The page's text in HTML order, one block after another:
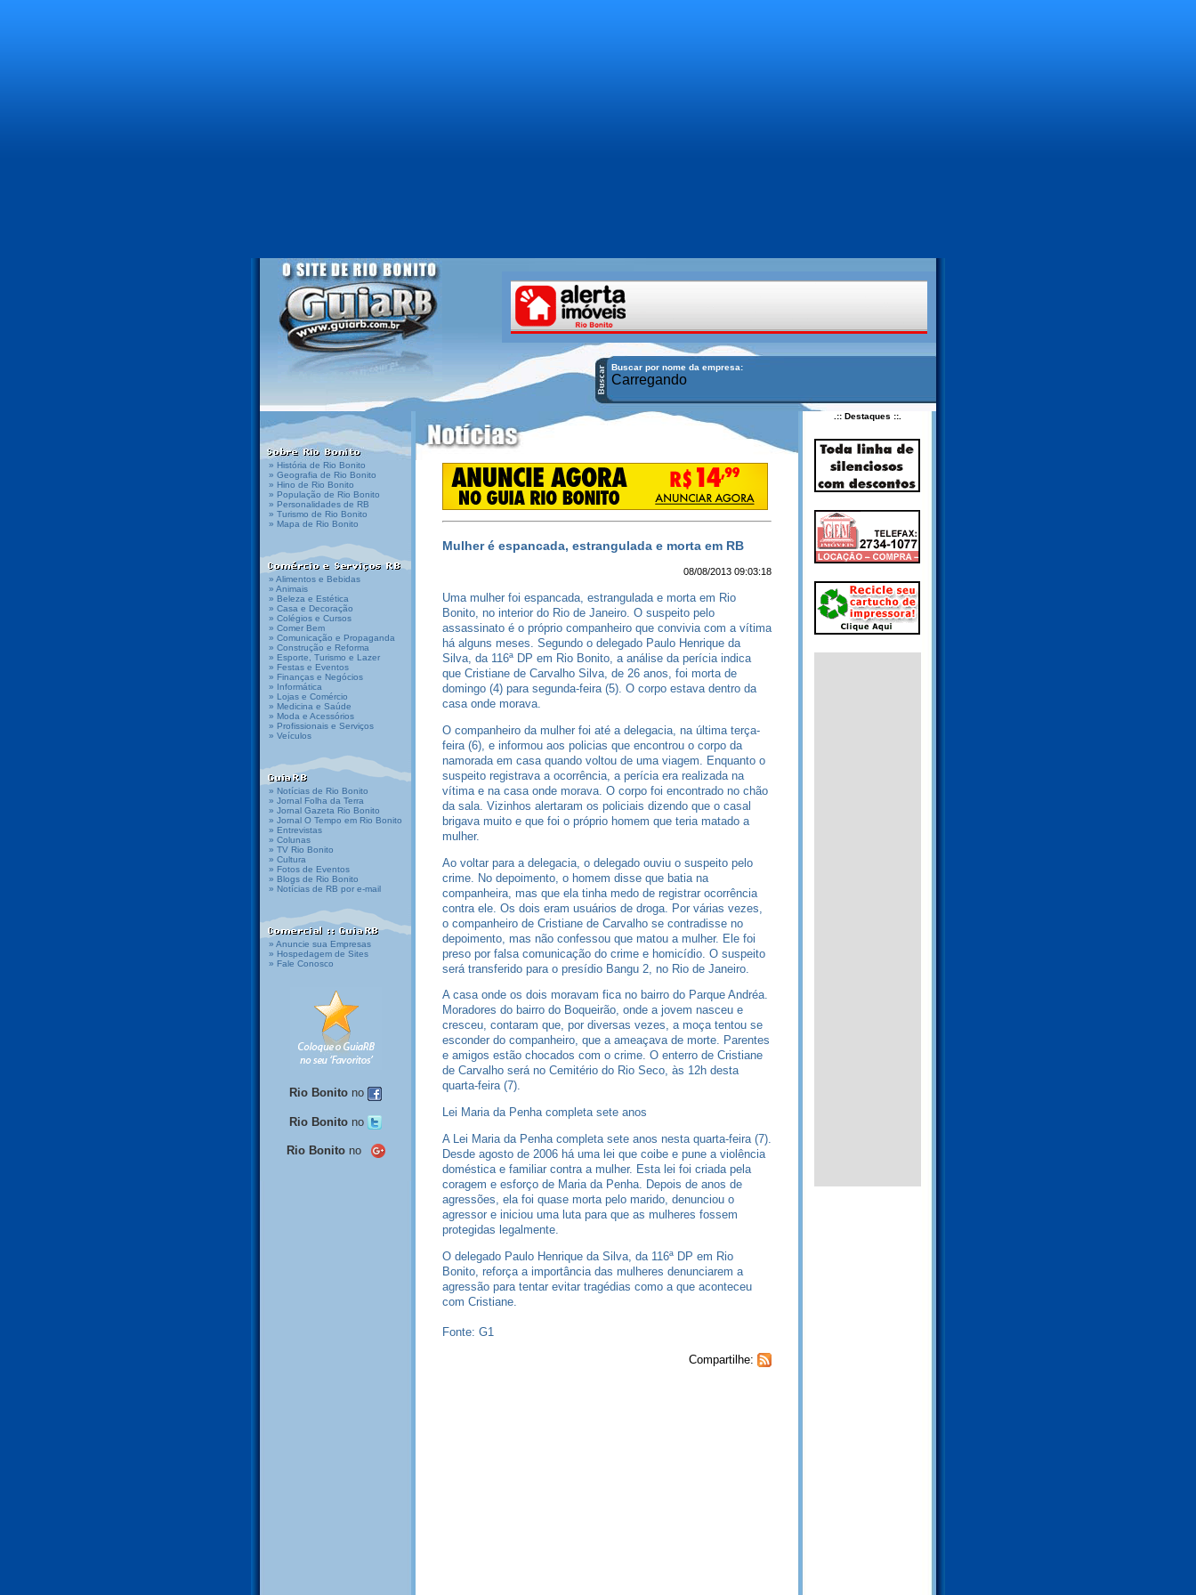
Buscar por nome da empresa:
Carregando
» História de Rio Bonito
» Geografia de Rio Bonito
» Hino de Rio Bonito
» População de Rio Bonito
» Personalidades de RB
» Turismo de Rio Bonito
» Mapa de Rio Bonito
» Alimentos e Bebidas
» Animais
» Beleza e Estética
» Casa e Decoração
» Colégios e Cursos
» Comer Bem
» Comunicação e Propaganda
» Construção e Reforma
» Esporte, Turismo e Lazer
» Festas e Eventos
» Finanças e Negócios
» Informática
» Lojas e Comércio
» Medicina e Saúde
» Moda e Acessórios
» Profissionais e Serviços
» Veículos
» Notícias de Rio Bonito
» Jornal Folha da Terra
» Jornal Gazeta Rio Bonito
» Jornal O Tempo em Rio Bonito
» Entrevistas
» Colunas
» TV Rio Bonito
» Cultura
» Fotos de Eventos
» Blogs de Rio Bonito
» Notícias de RB por e-mail
» Anuncie sua Empresas
» Hospedagem de Sites
» Fale Conosco
Rio Bonito no
Rio Bonito no
Rio Bonito no
Mulher é espancada, estrangulada e morta em RB
08/08/2013 09:03:18
Uma mulher foi espancada, estrangulada e morta em Rio
Bonito, no interior do Rio de Janeiro. O suspeito pelo
assassinato é o próprio companheiro que convivia com a vítima
há alguns meses. Segundo o delegado Paulo Henrique da
Silva, da 116ª DP em Rio Bonito, a análise da perícia indica
que Cristiane de Carvalho Silva, de 26 anos, foi morta de
domingo (4) para segunda-feira (5). O corpo estava dentro da
casa onde morava.
O companheiro da mulher foi até a delegacia, na última terça-
feira (6), e informou aos policias que encontrou o corpo da
namorada em casa quando voltou de uma viagem. Enquanto o
suspeito registrava a ocorrência, a perícia era realizada na
vítima e na casa onde morava. O corpo foi encontrado no chão
da sala. Vizinhos alertaram os policiais dizendo que o casal
brigava muito e que foi o próprio homem que teria matado a
mulher.
Ao voltar para a delegacia, o delegado ouviu o suspeito pelo
crime. No depoimento, o homem disse que batia na
companheira, mas que ela tinha medo de registrar ocorrência
contra ele. Os dois eram usuários de droga. Por várias vezes,
o companheiro de Cristiane de Carvalho se contradisse no
depoimento, mas não confessou que matou a mulher. Ele foi
preso por falsa comunicação do crime e homicídio. O suspeito
será transferido para o presídio Bangu 2, no Rio de Janeiro.
A casa onde os dois moravam fica no bairro do Parque Andréa.
Moradores do bairro do Boqueirão, onde a jovem nasceu e
cresceu, contaram que, por diversas vezes, a moça tentou se
esconder do companheiro, que a ameaçava de morte. Parentes
e amigos estão chocados com o crime. O enterro de Cristiane
de Carvalho será no Cemitério do Rio Seco, às 12h desta
quarta-feira (7).
Lei Maria da Penha completa sete anos
A Lei Maria da Penha completa sete anos nesta quarta-feira (7).
Desde agosto de 2006 há uma lei que coibe e pune a violência
doméstica e familiar contra a mulher. Esta lei foi criada pela
coragem e esforço de Maria da Penha. Depois de anos de
agressões, ela foi quase morta pelo marido, denunciou o
agressor e iniciou uma luta para que as mulheres fossem
protegidas legalmente.
O delegado Paulo Henrique da Silva, da 116ª DP em Rio
Bonito, reforça a importância das mulheres denunciarem a
agressão para tentar evitar tragédias como a que aconteceu
com Cristiane.
Fonte: G1
Compartilhe:
.:: Destaques ::.